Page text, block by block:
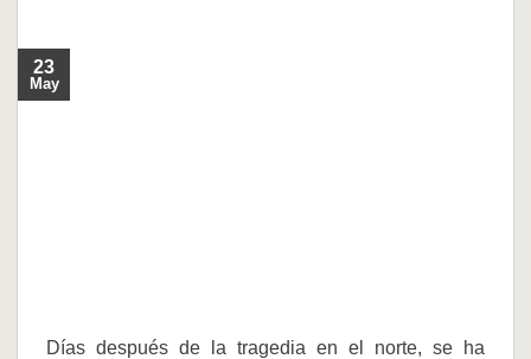
23
May
Días después de la tragedia en el norte, se ha